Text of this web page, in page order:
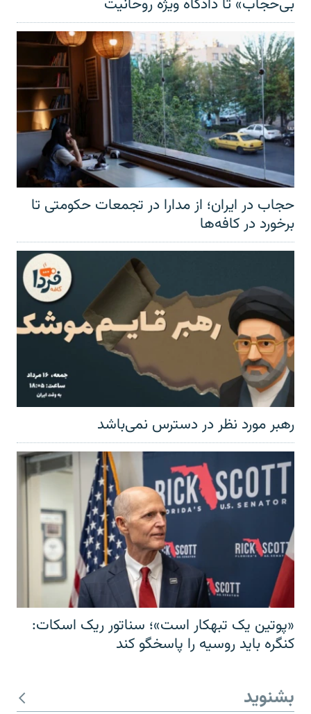
حجاب در ایران؛ از مدارا در تجمعات حکومتی تا
برخورد در کافه‌ها
رهبر مورد نظر در دسترس نمی‌باشد
«پوتین یک تبهکار است»؛ سناتور ریک اسکات:
کنگره باید روسیه را پاسخگو کند
بشنوید